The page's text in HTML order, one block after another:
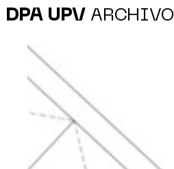
DPA UPV ARCHIVO